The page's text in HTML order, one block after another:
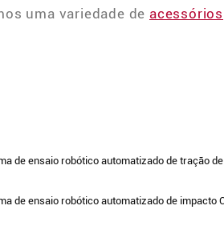
uma variedade de acessórios
de ensaio robótico automatizado de tração
de ensaio robótico automatizado de impacto